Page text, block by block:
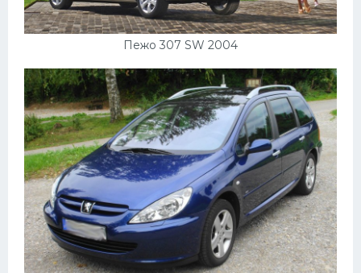
Пежо 307 SW 2004